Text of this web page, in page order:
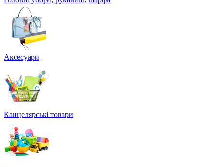
Аксесуари
Канцелярські товари